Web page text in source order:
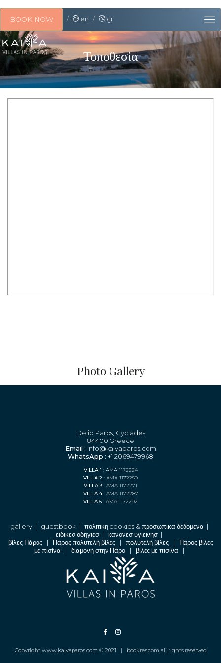
BOOK NOW en gr
Τοποθεσία
Photo Gallery
Delio Paros, Cyclades
84400 Greece
Email : info@kaiyaparos.com
WhatsApp : +1 2069479968
VILLA 1 : AMA 1172224
VILLA 2 : AMA 1172250
VILLA 3 : AMA 1172271
VILLA 4: AMA 1172287
VILLA 5 : AMA 1172292
gallery| guestbook| πολιτικη cookies & προσωπικα δεδομενα |
ειδικεσ οδηγιεσ | κανονεσ υγιεινησ |
βίλες Πάρος| Πάρος πολυτελή βίλες| πολυτελή βίλες| Πάρος βίλες
με πισίνα | διαμονή στην Πάρο | βίλες με πισίνα |
Copyright www.kaiyaparos.com © 2021 | bookres.com all rights reserved